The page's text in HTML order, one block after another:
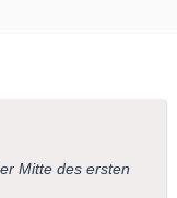
Mitte des ersten